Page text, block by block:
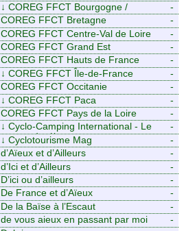
-
↓ COREG FFCT Bourgogne /
Franche-Comté
-
COREG FFCT Bretagne
-
COREG FFCT Centre-Val de Loire
-
COREG FFCT Grand Est
-
COREG FFCT Hauts de France
-
↓ COREG FFCT Île-de-France
-
COREG FFCT Occitanie
-
↓ COREG FFCT Paca
-
COREG FFCT Pays de la Loire
-
↓ Cyclo-Camping International - Le
voyage à vélo
-
↓ Cyclotourisme Mag
-
d’Aïeux et d’Ailleurs
-
d’Ici et d’Ailleurs
-
D’ici ou d’ailleurs
-
De France et d’Aïeux
-
De la Baïse à l’Escaut
-
de vous aieux en passant par moi